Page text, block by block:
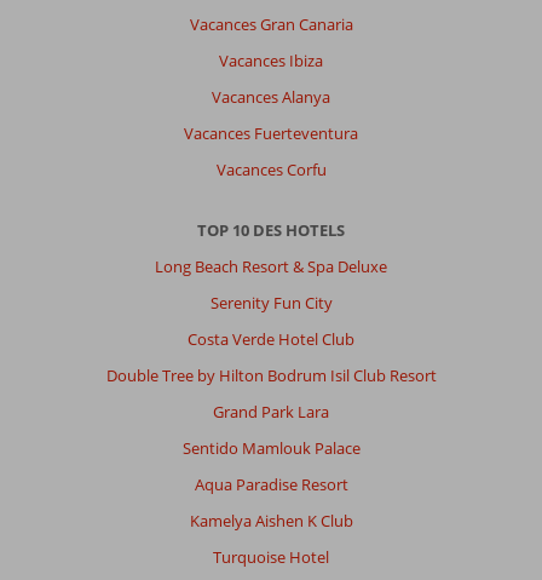
Vacances Gran Canaria
Vacances Ibiza
Vacances Alanya
Vacances Fuerteventura
Vacances Corfu
TOP 10 DES HOTELS
Long Beach Resort & Spa Deluxe
Serenity Fun City
Costa Verde Hotel Club
Double Tree by Hilton Bodrum Isil Club Resort
Grand Park Lara
Sentido Mamlouk Palace
Aqua Paradise Resort
Kamelya Aishen K Club
Turquoise Hotel